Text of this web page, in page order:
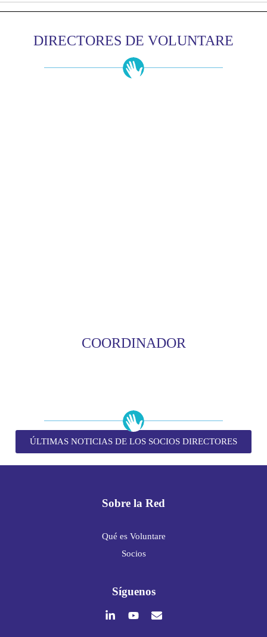
DIRECTORES DE VOLUNTARE
COORDINADOR
ÚLTIMAS NOTICIAS DE LOS SOCIOS DIRECTORES
Sobre la Red
Qué es Voluntare
Socios
Síguenos